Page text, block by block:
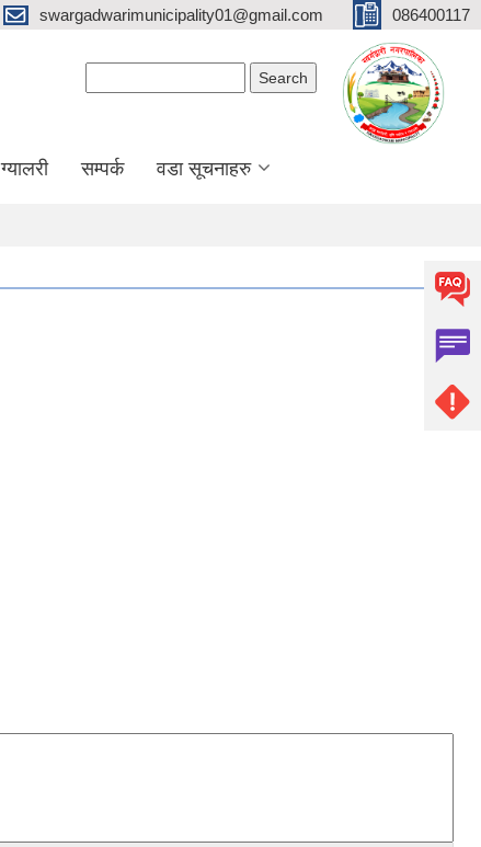
swargadwarimunicipality01@gmail.com 086400117
ग्यालरी सम्पर्क वडा सूचनाहरु